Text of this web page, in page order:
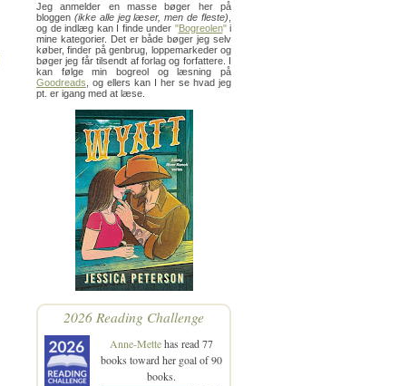
Jeg anmelder en masse bøger her på
bloggen (ikke alle jeg læser, men de fleste)
og de indlæg kan I finde under "Bogreolen"i
mine kategorier. Det er både bøger jeg selv
køber, finder på genbrug, loppemarkeder og
bøger jeg får tilsendt af forlag og forfattere. I
kan følge min bogreol og læsning på
Goodreads , og ellers kan I her se hvad jeg
pt. er igang med at læse.
2026 Reading Challenge
Anne-Mettehas read 77
books toward her goal of 90
books.